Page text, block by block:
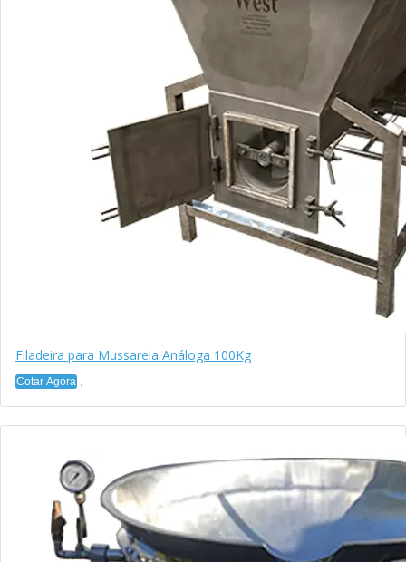
Filadeira para Mussarela Análoga 100Kg
Cotar Agora